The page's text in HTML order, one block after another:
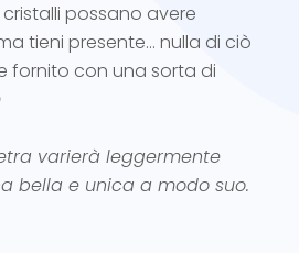
possano avere
tieni presente... nulla di ciò
fornito con una sorta di
varierà leggermente
bella e unica a modo suo.